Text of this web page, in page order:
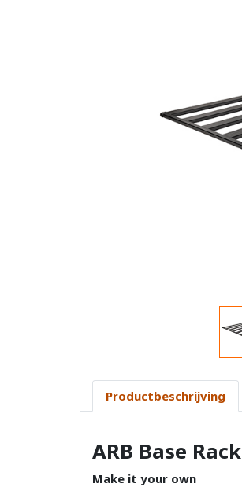
Productbeschrijving
ARB Base Rack
Make it your own